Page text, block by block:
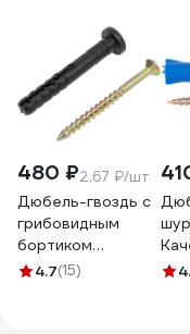
480 ₽2.67 ₽/шт
Дюбель-гвоздь с
грибовидным
бортиком
Качественный
4.7(15)